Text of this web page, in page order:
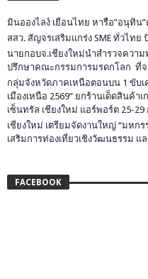
มินอองไลง์ เยือนไทย หารือ”อนุทิ
สสว. สัญจรเสริมแกร่ง SME ทั่วไท
นายกอบจ.เชียงใหม่นำสำรวจควา
ปรึกษาคณะกรรมการมรดกโลก ที่
กลุ่มจังหวัดภาคเหนือตอนบน 1 ขับเ
เมืองเหนือ 2569” ยกร้านเด็ดสินค้
เซ็นทรัล เชียงใหม่ แอร์พอร์ต 25-29
เชียงใหม่ เตรียมจัดงานใหญ่ “มหก
เสริมการท่องเที่ยวเชิงวัฒนธรรม แ
FACEBOOK